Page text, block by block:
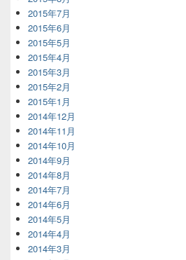
2015年7月
2015年6月
2015年5月
2015年4月
2015年3月
2015年2月
2015年1月
2014年12月
2014年11月
2014年10月
2014年9月
2014年8月
2014年7月
2014年6月
2014年5月
2014年4月
2014年3月